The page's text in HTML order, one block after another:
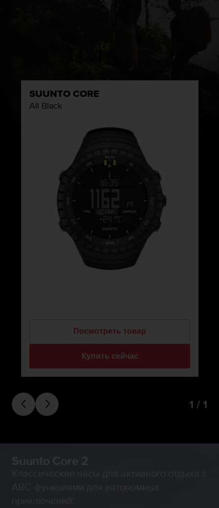
SUUNTO CORE
All Black
Посмотреть товар
Купить сейчас
1 / 1
Suunto Core 2
Классические часы для активного отдыха с
ABC-функциями для автономных
приключений: